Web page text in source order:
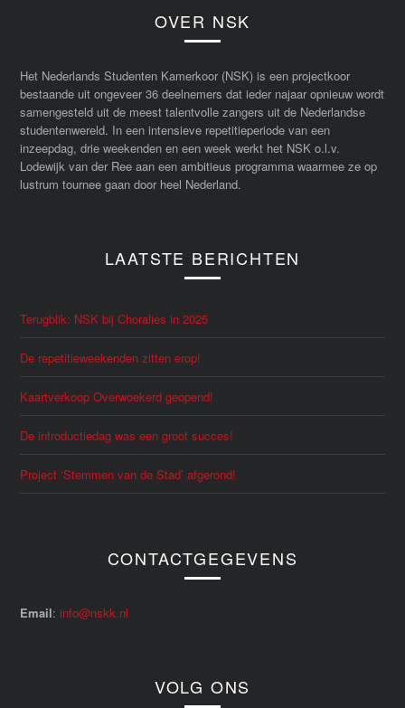
OVER NSK
Het Nederlands Studenten Kamerkoor (NSK) is een projectkoor
bestaande uit ongeveer 36 deelnemers dat ieder najaar opnieuw wordt
samengesteld uit de meest talentvolle zangers uit de Nederlandse
studentenwereld. In een intensieve repetitieperiode van een
inzeepdag, drie weekenden en een week werkt het NSK o.l.v.
Lodewijk van der Ree aan een ambitieus programma waarmee ze op
lustrum tournee gaan door heel Nederland.
LAATSTE BERICHTEN
Terugblik: NSK bij Choralies in 2025
De repetitieweekenden zitten erop!
Kaartverkoop Overwoekerd geopend!
De introductiedag was een groot succes!
Project ‘Stemmen van de Stad’ afgerond!
CONTACTGEGEVENS
Email:info@nskk.nl
VOLG ONS